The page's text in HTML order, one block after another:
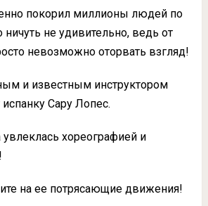
покорил миллионы людей по
не удивительно, ведь от
невозможно оторвать взгляд!
и известным инструктором
Сару Лопес.
увлеклась хореографией и
на ее потрясающие движения!